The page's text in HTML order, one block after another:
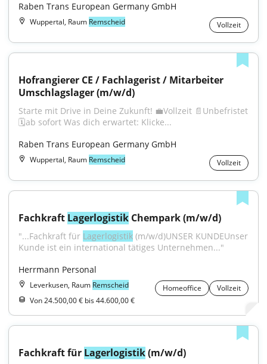
Raben Trans European Germany GmbH
Wuppertal, Raum Remscheid Vollzeit
Hofrangierer CE / Fachlagerist / Mitarbeiter
Umschlagslager (m/w/d)
Starte mit Drive in Deine Zukunft! 💼Vollzeit 📄Unbefristet
🗓️ab sofort Was dich erwartet: Klicke...
Raben Trans European Germany GmbH
Wuppertal, Raum Remscheid Vollzeit
Fachkraft Lagerlogistik Chempark (m/w/d)
"...Fachkraft für Lagerlogistik (m/w/d)UNSER KUNDEUnser
Kunde ist ein international tätiges Unternehmen..."
Herrmann Personal
Leverkusen, Raum Remscheid Homeoffice
Vollzeit
Von 24.500,00 € bis 44.600,00 €
Fachkraft für Lagerlogistik (m/w/d)